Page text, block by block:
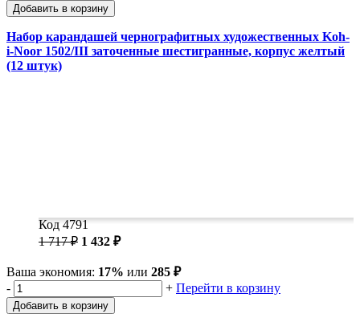
Добавить в корзину
Набор карандашей чернографитных художественных Koh-
i-Noor 1502/III заточенные шестигранные, корпус желтый
(12 штук)
Код 4791
1 717 ₽ 1 432 ₽
Ваша экономия: 17% или 285 ₽
-
+ Перейти в корзину
Добавить в корзину